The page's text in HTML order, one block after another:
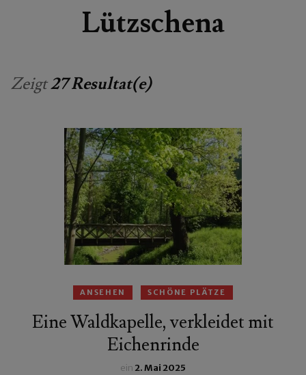
Lützschena
Zeigt27 Resultat(e)
ANSEHEN SCHÖNE PLÄTZE
Eine Waldkapelle, verkleidet mit
Eichenrinde
ein2. Mai 2025